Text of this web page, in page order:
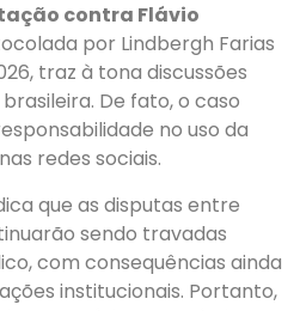
contra Flávio
por Lindbergh Farias
traz à tona discussões
De fato, o caso
no uso da
redes sociais.
que as disputas entre
sendo travadas
com consequências ainda
institucionais. Portanto,